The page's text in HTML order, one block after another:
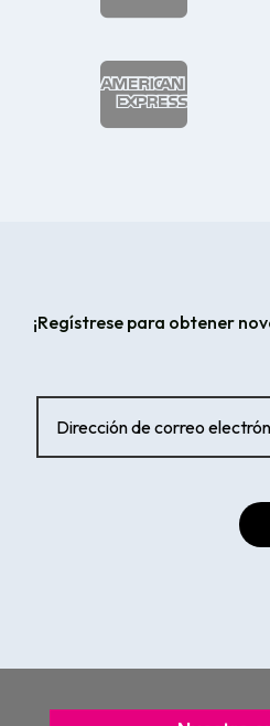

¡Regístrese para obtener